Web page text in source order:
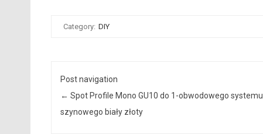
Category: DIY
Post navigation
← Spot Profile Mono GU10 do 1-obwodowego systemu
szynowego biały złoty